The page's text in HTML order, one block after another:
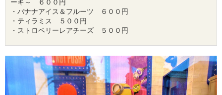
ーキ～　６００円
・バナナアイス＆フルーツ　６００円
・ティラミス　５００円
・ストロベリーレアチーズ　５００円